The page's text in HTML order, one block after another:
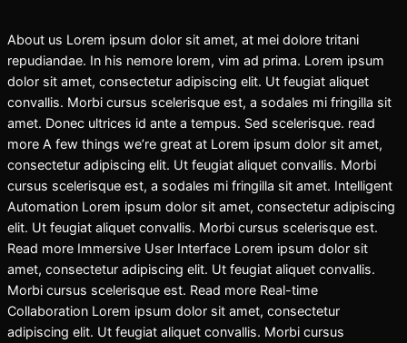
About us Lorem ipsum dolor sit amet, at mei dolore tritani
repudiandae. In his nemore lorem, vim ad prima. Lorem ipsum
dolor sit amet, consectetur adipiscing elit. Ut feugiat aliquet
convallis. Morbi cursus scelerisque est, a sodales mi fringilla sit
amet. Donec ultrices id ante a tempus. Sed scelerisque. read
more A few things we’re great at Lorem ipsum dolor sit amet,
consectetur adipiscing elit. Ut feugiat aliquet convallis. Morbi
cursus scelerisque est, a sodales mi fringilla sit amet. Intelligent
Automation Lorem ipsum dolor sit amet, consectetur adipiscing
elit. Ut feugiat aliquet convallis. Morbi cursus scelerisque est.
Read more Immersive User Interface Lorem ipsum dolor sit
amet, consectetur adipiscing elit. Ut feugiat aliquet convallis.
Morbi cursus scelerisque est. Read more Real-time
Collaboration Lorem ipsum dolor sit amet, consectetur
adipiscing elit. Ut feugiat aliquet convallis. Morbi cursus